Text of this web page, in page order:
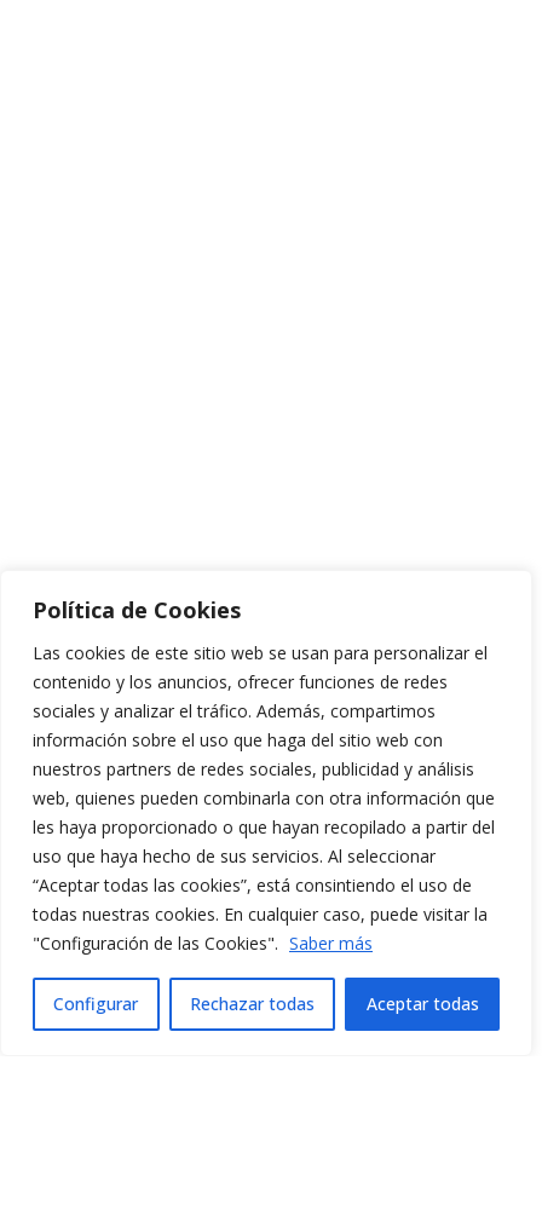
Política de Cookies
Las cookies de este sitio web se usan para personalizar el
contenido y los anuncios, ofrecer funciones de redes
sociales y analizar el tráfico. Además, compartimos
información sobre el uso que haga del sitio web con
nuestros partners de redes sociales, publicidad y análisis
web, quienes pueden combinarla con otra información que
les haya proporcionado o que hayan recopilado a partir del
uso que haya hecho de sus servicios. Al seleccionar
“Aceptar todas las cookies”, está consintiendo el uso de
todas nuestras cookies. En cualquier caso, puede visitar la
"Configuración de las Cookies". Saber más
Configurar Rechazar todas Aceptar todas
Español